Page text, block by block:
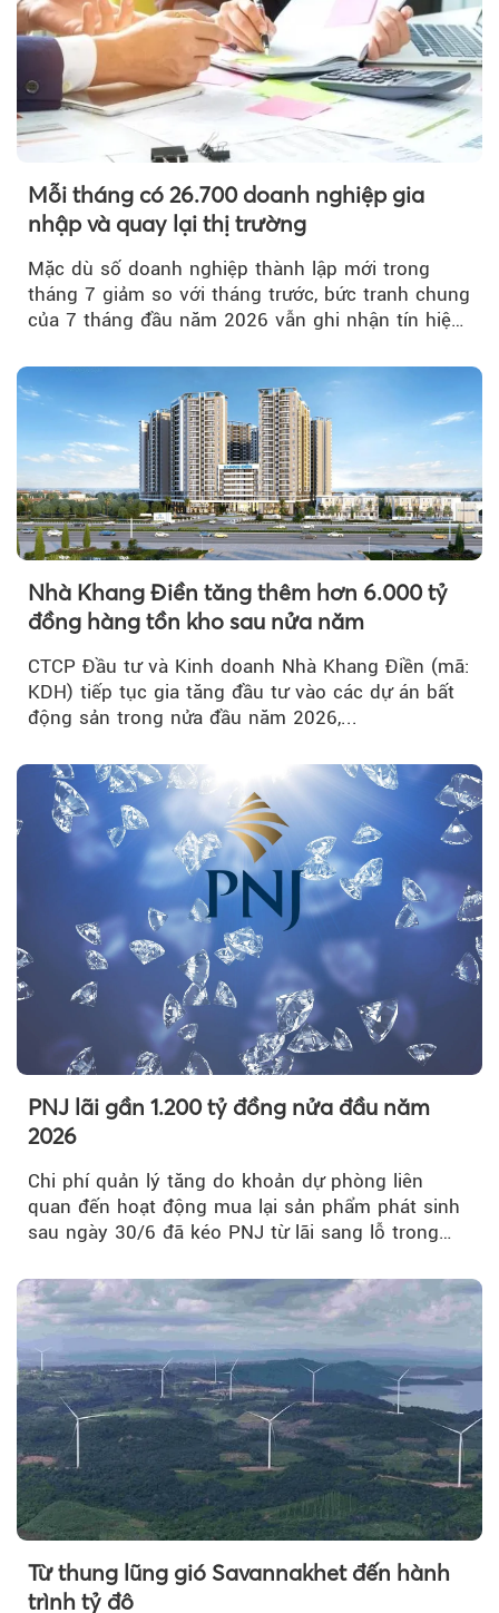
Mỗi tháng có 26.700 doanh nghiệp gia
nhập và quay lại thị trường
Mặc dù số doanh nghiệp thành lập mới trong
tháng 7 giảm so với tháng trước, bức tranh chung
của 7 tháng đầu năm 2026 vẫn ghi nhận tín hiệu
Nhà Khang Điền tăng thêm hơn 6.000 tỷ
đồng hàng tồn kho sau nửa năm
CTCP Đầu tư và Kinh doanh Nhà Khang Điền (mã:
KDH) tiếp tục gia tăng đầu tư vào các dự án bất
động sản trong nửa đầu năm 2026,...
PNJ lãi gần 1.200 tỷ đồng nửa đầu năm
2026
Chi phí quản lý tăng do khoản dự phòng liên
quan đến hoạt động mua lại sản phẩm phát sinh
sau ngày 30/6 đã kéo PNJ từ lãi sang lỗ trong
Từ thung lũng gió Savannakhet đến hành
trình tỷ đô